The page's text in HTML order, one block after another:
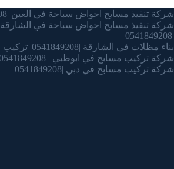
شركة تنفيذ مسابح احواض سباحة في العين |0541849208
شركة تنفيذ مسابح احواض سباحة في الشارقة
|0541849208
بناء مظلات في الشارقة |0541849208| تركيب مظلات
شركة تركيب مسابح في ابوظبي | 0541849208
شركة تركيب مسابح في دبي |0541849208